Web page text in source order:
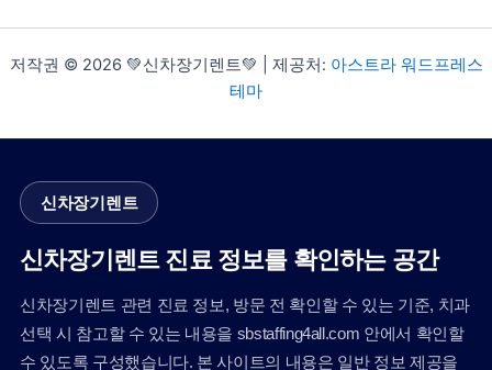
저작권 © 2026 💚신차장기렌트💚 | 제공처: 아스트라 워드프레스
테마
신차장기렌트
신차장기렌트 진료 정보를 확인하는 공간
신차장기렌트 관련 진료 정보, 방문 전 확인할 수 있는 기준, 치과
선택 시 참고할 수 있는 내용을 sbstaffing4all.com 안에서 확인할
수 있도록 구성했습니다. 본 사이트의 내용은 일반 정보 제공을